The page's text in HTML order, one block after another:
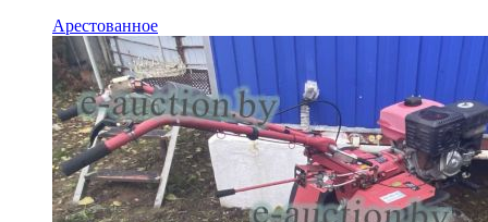
Арестованное